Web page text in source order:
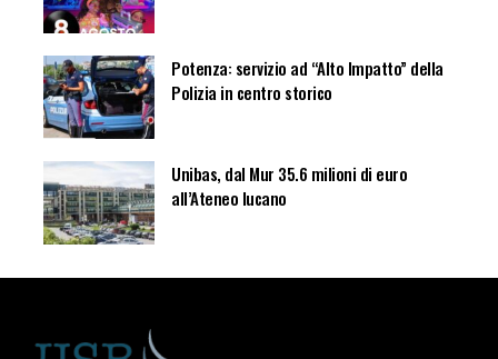
Potenza: servizio ad “Alto Impatto” della
Polizia in centro storico
Unibas, dal Mur 35.6 milioni di euro
all’Ateneo lucano